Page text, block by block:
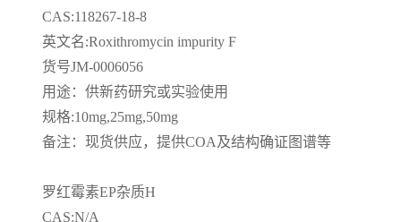
CAS:118267-18-8
英文名:Roxithromycin impurity F
货号JM-0006056
用途：供新药研究或实验使用
规格:10mg,25mg,50mg
备注：现货供应，提供COA 及结构确证图谱等
罗红霉素EP杂质H
CAS:N/A